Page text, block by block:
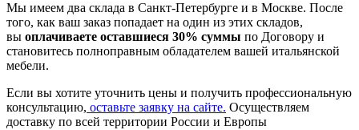
Мы имеем два склада в Санкт-Петербурге и в Москве. После
того, как ваш заказ попадает на один из этих складов,
вы оплачиваете оставшиеся 30% суммы по Договору и
становитесь полноправным обладателем вашей итальянской
мебели.
Если вы хотите уточнить цены и получить профессиональную
консультацию, оставьте заявку на сайте. Осуществляем
доставку по всей территории России и Европы